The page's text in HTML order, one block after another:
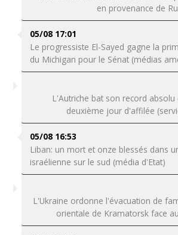
en provenance de
05/08 17:01
Le progressiste El-Sayed gagne la
du Michigan pour le Sénat (médias
L'Autriche bat son record
deuxième jour d'affilée
05/08 16:53
Liban: un mort et onze blessés dans
israélienne sur le sud (média d'Etat)
L'Ukraine ordonne l'évacuation de
orientale de Kramatorsk face